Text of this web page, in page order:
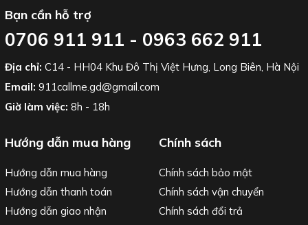
Bạn cần hỗ trợ
0706 911 911 - 0963 662 911
Địa chỉ: C14 - HH04 Khu Đô Thị Việt Hưng, Long Biên, Hà Nội
Email: 911callme.gd@gmail.com
Giờ làm việc: 8h - 18h
Hướng dẫn mua hàng
Hướng dẫn mua hàng
Hướng dẫn thanh toán
Hướng dẫn giao nhận
Chính sách
Chính sách bảo mật
Chính sách vận chuyển
Chính sách đổi trả